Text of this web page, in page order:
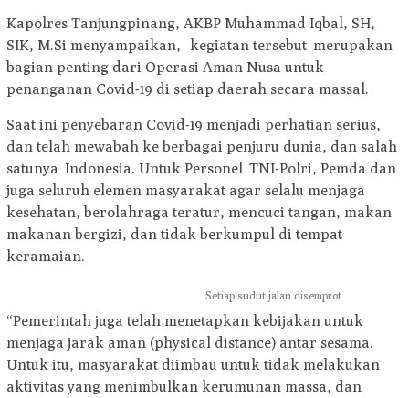
Kapolres Tanjungpinang, AKBP Muhammad Iqbal, SH,
SIK, M.Si menyampaikan, kegiatan tersebut merupakan
bagian penting dari Operasi Aman Nusa untuk
penanganan Covid-19 di setiap daerah secara massal.
Saat ini penyebaran Covid-19 menjadi perhatian serius,
dan telah mewabah ke berbagai penjuru dunia, dan salah
satunya Indonesia. Untuk Personel TNI-Polri, Pemda dan
juga seluruh elemen masyarakat agar selalu menjaga
kesehatan, berolahraga teratur, mencuci tangan, makan
makanan bergizi, dan tidak berkumpul di tempat
keramaian.
Setiap sudut jalan disemprot
“Pemerintah juga telah menetapkan kebijakan untuk
menjaga jarak aman (physical distance) antar sesama.
Untuk itu, masyarakat diimbau untuk tidak melakukan
aktivitas yang menimbulkan kerumunan massa, dan